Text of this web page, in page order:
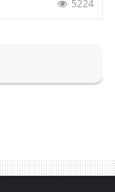
5224